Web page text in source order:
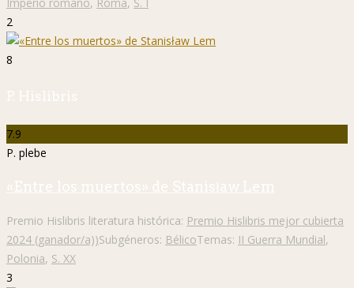
2
8
P. Hislibris
7.9
P. plebe
«Entre los muertos» de Stanisław Lem
Premio Hislibris literatura histórica: Premio Hislibris mejor cubierta
2024 (ganador/a))Subgéneros: BélicoTemas: II Guerra Mundial,
Polonia, S. XX
3